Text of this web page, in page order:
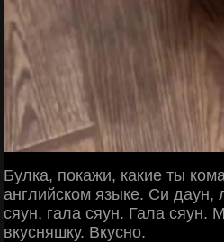
Булка, покажи, какие ты
английском языке. Си даун,
сяун, гала сяун. Гала сяун.
вкусняшку. Вкусно.